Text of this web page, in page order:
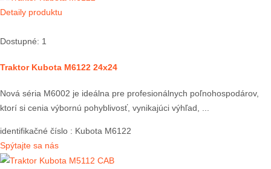
Detaily produktu
Dostupné: 1
Traktor Kubota M6122 24x24
Nová séria M6002 je ideálna pre profesionálnych poľnohospodárov,
ktorí si cenia výbornú pohyblivosť, vynikajúci výhľad, ...
identifikačné číslo : Kubota M6122
Spýtajte sa nás